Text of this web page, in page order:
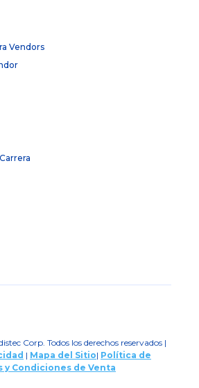
Vendors
Corp. Todos los derechos reservados |
| Mapa del Sitio| Política de
y Condiciones de Venta